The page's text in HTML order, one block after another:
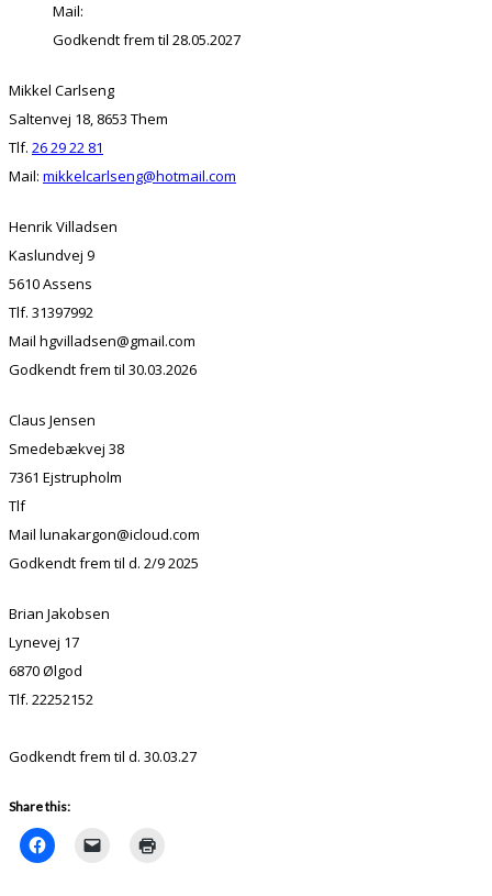
Mail:
Godkendt frem til 28.05.2027
Mikkel Carlseng
Saltenvej 18, 8653 Them
Tlf. 26 29 22 81
Mail: mikkelcarlseng@hotmail.com
Henrik Villadsen
Kaslundvej 9
5610 Assens
Tlf. 31397992
Mail hgvilladsen@gmail.com
Godkendt frem til 30.03.2026
Claus Jensen
Smedebækvej 38
7361 Ejstrupholm
Tlf
Mail lunakargon@icloud.com
Godkendt frem til d. 2/9 2025
Brian Jakobsen
Lynevej 17
6870 Ølgod
Tlf. 22252152
Godkendt frem til d. 30.03.27
Share this: